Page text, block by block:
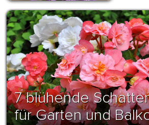
7 blühende
für Garten und